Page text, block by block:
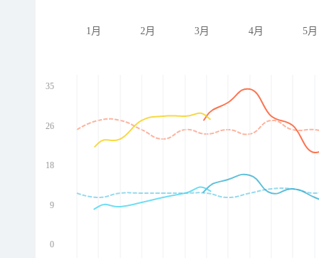
1月 2月 3月 4月 5月
35
26
18
9
0